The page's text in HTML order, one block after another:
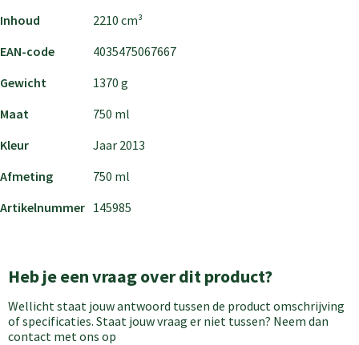
Inhoud
2210 cm³
EAN-code
4035475067667
Gewicht
1370 g
Maat
750 ml
Kleur
Jaar 2013
Afmeting
750 ml
Artikelnummer 145985
Heb je een vraag over dit product?
Wellicht staat jouw antwoord tussen de product omschrijving
of specificaties. Staat jouw vraag er niet tussen? Neem dan
contact met ons op